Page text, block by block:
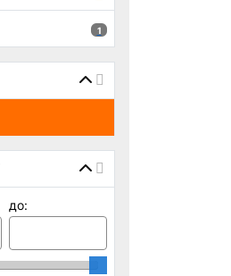
1 результатів
1
до: